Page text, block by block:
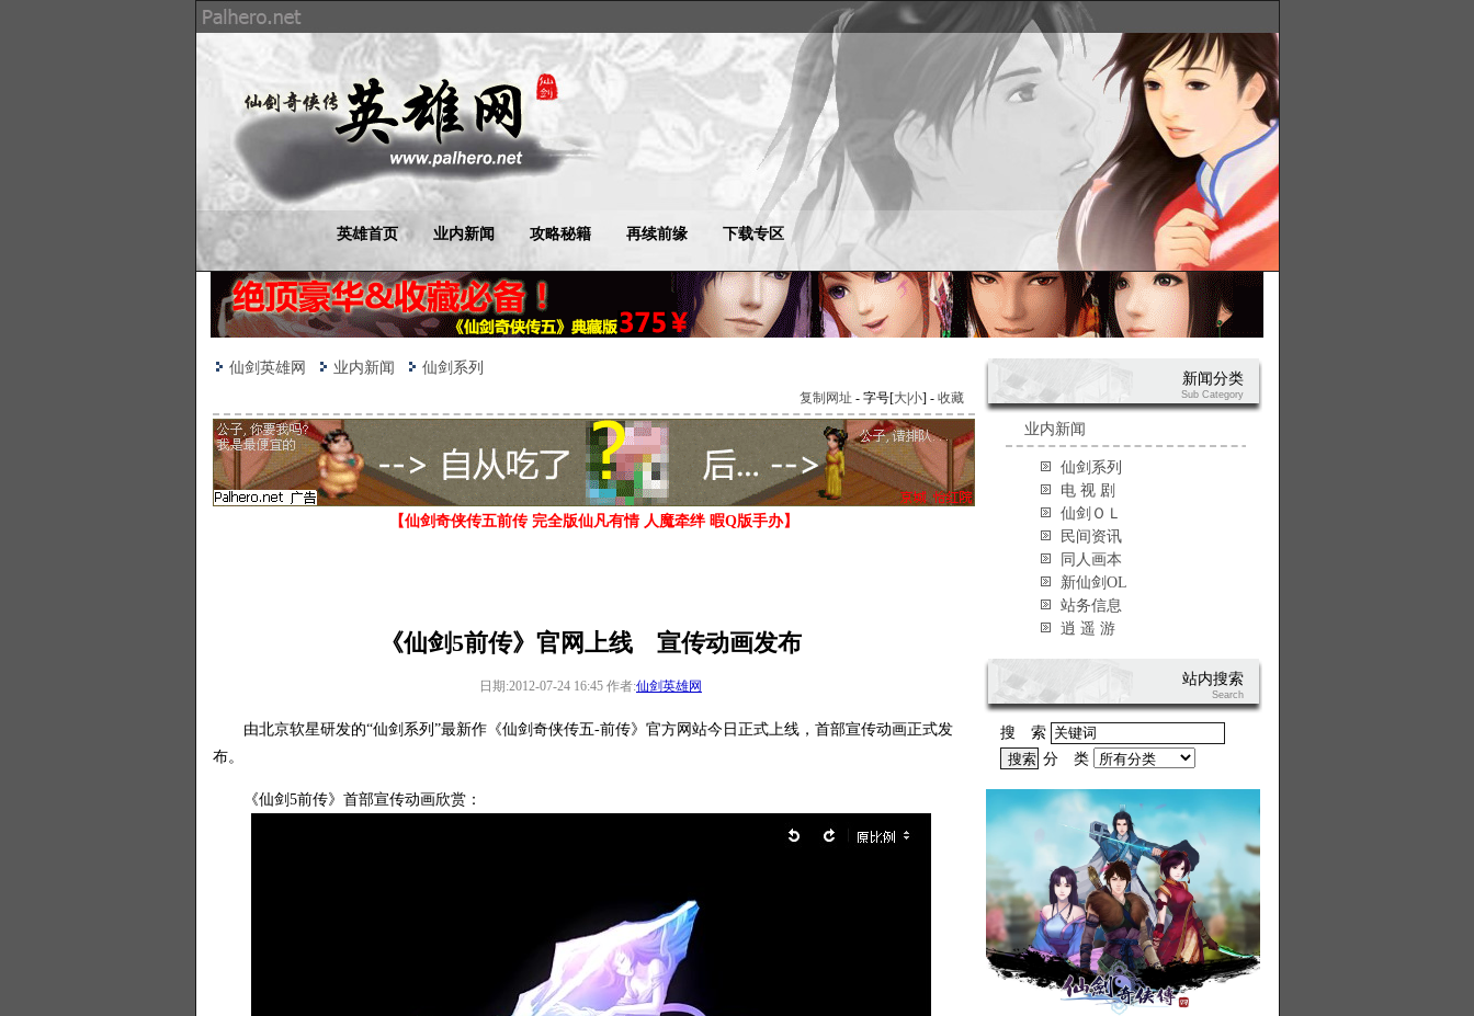
英雄首页 业内新闻 攻略秘籍 再续前缘 下载专区
仙剑英雄网 业内新闻 仙剑系列
复制网址 - 字号[大|小] - 收藏
【仙剑奇侠传五前传 完全版仙凡有情 人魔牵绊 暇Q版手办】
《仙剑5前传》官网上线 宣传动画发布
日期:2012-07-24 16:45 作者:仙剑英雄网
由北京软星研发的“仙剑系列”最新作《仙剑奇侠传五-前传》官方网站今日正式上线，首部宣传动画正式发
布。
《仙剑5前传》首部宣传动画欣赏：
新闻分类
Sub Category
业内新闻
仙剑系列
电 视 剧
仙剑ＯＬ
民间资讯
同人画本
新仙剑OL
站务信息
逍 遥 游
站内搜索
Search
搜 索
分 类